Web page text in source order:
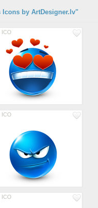
Icons by ArtDesigner.lv"
ICO
ICO
ICO